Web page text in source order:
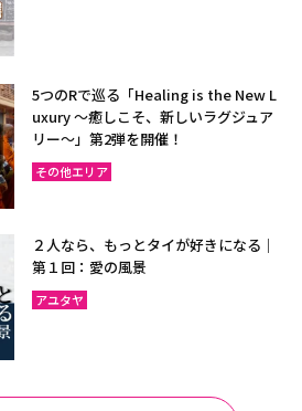
5つのRで巡る「Healing is the New L
uxury ～癒しこそ、新しいラグジュア
リー〜」第2弾を開催！
その他エリア
２人なら、もっとタイが好きになる｜
第１回：愛の風景
アユタヤ